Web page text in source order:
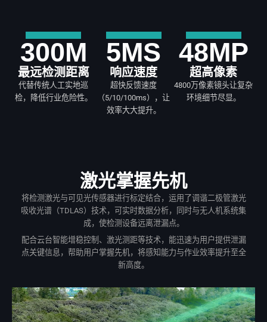
最远检测距离
300M
代替传统人工实地巡
检，降低行业危险性。
响应速度
5MS
超快反馈速度
（5/10/100ms），让
效率大大提升。
超高像素
48MP
4800万像素镜头让复杂
环境细节尽显。
激光掌握先机
将检测激光与可见光传感器进行标定结合，运用了调谐二极管激光
吸收光谱（TDLAS）技术，可实时数据分析，同时与无人机系统集
成，使检测设备远离泄漏点。
配合云台智能增稳控制、激光测距等技术，能迅速为用户提供泄漏
点关键信息，帮助用户掌握先机，将感知能力与作业效率提升至全
新高度。